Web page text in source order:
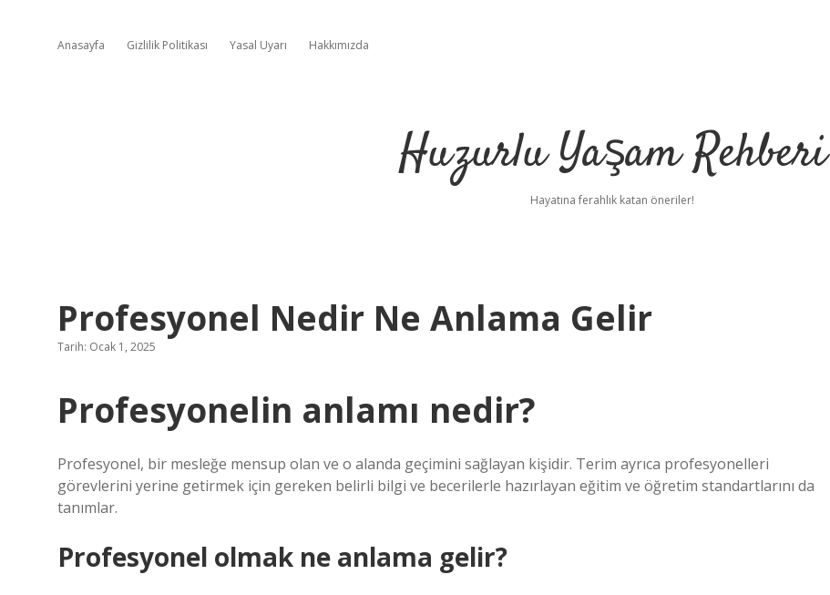
Anasayfa Gizlilik Politikası Yasal Uyarı Hakkımızda
Huzurlu Yaşam Rehberi
Hayatına ferahlık katan öneriler!
Profesyonel Nedir Ne Anlama Gelir
Tarih: Ocak 1, 2025
Profesyonelin anlamı nedir?
Profesyonel, bir mesleğe mensup olan ve o alanda geçimini sağlayan kişidir. Terim ayrıca profesyonelleri
görevlerini yerine getirmek için gereken belirli bilgi ve becerilerle hazırlayan eğitim ve öğretim standartlarını da
tanımlar.
Profesyonel olmak ne anlama gelir?